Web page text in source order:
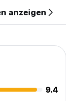
anzeigen
9.4